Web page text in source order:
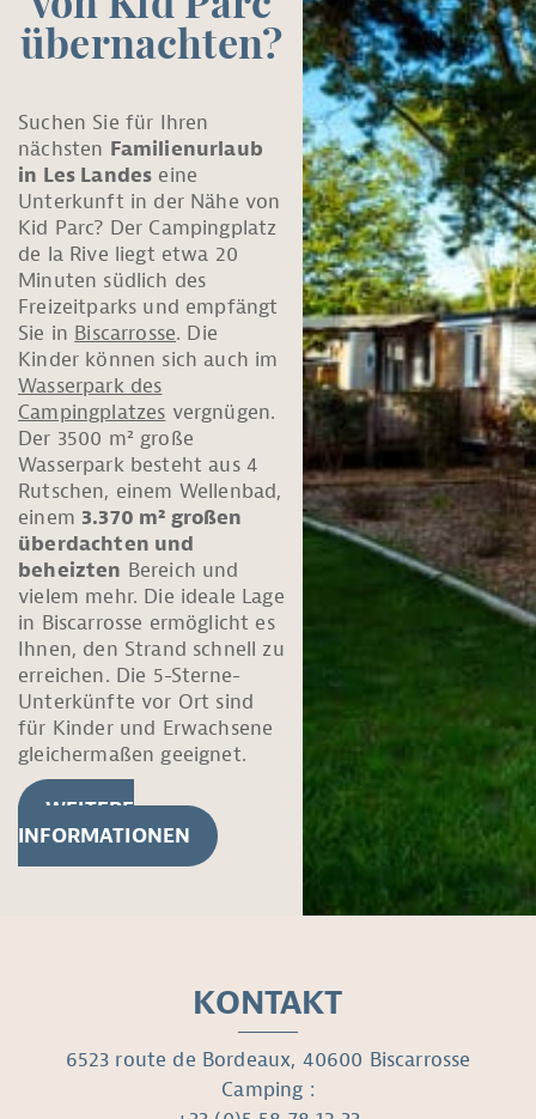
übernachten?
Suchen Sie für Ihren
nächsten Familienurlaub
in Les Landes eine
Unterkunft in der Nähe von
Kid Parc? Der Campingplatz
de la Rive liegt etwa 20
Minuten südlich des
Freizeitparks und empfängt
Sie in Biscarrosse. Die
Kinder können sich auch im
Wasserpark des
Campingplatzes vergnügen.
Der 3500 m² große
Wasserpark besteht aus 4
Rutschen, einem Wellenbad,
einem 3.370 m² großen
überdachten und
beheizten Bereich und
vielem mehr. Die ideale Lage
in Biscarrosse ermöglicht es
Ihnen, den Strand schnell zu
erreichen. Die 5-Sterne-
Unterkünfte vor Ort sind
für Kinder und Erwachsene
gleichermaßen geeignet.
WEITERE
INFORMATIONEN
KONTAKT
6523 route de Bordeaux, 40600 Biscarrosse
Camping :